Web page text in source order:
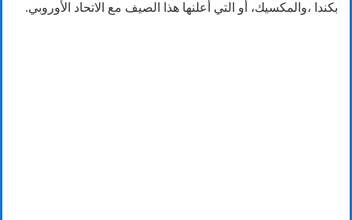
بكندا ،والمكسيك، أو التي أعلنها هذا الصيف مع الاتحاد الأوروبي.